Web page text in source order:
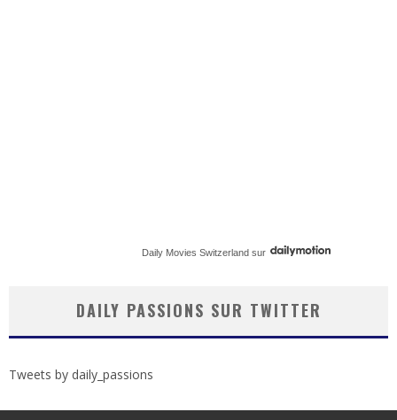
Daily Movies Switzerland sur
DAILY PASSIONS SUR TWITTER
Tweets by daily_passions